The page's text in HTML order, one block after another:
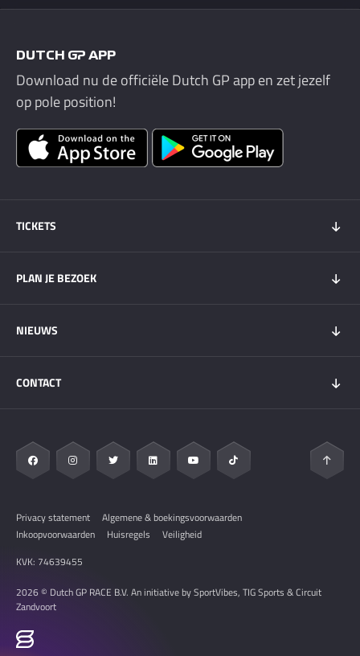
DUTCH GP APP
Download nu de officiële Dutch GP app en zet jezelf
op pole position!
TICKETS
Tickets Super Friday
Wachtlijst weekendtickets
My DGP
PLAN JE BEZOEK
Bezoekersinfo
Plattegrond
NIEUWS
Circuit Zandvoort
CONTACT
Veelgestelde vragen
Pers & Media
Privacy statement
Algemene & boekingsvoorwaarden
Inkoopvoorwaarden
Huisregels
Veiligheid
KVK: 74639455
2026 © Dutch GP RACE B.V. An initiative by SportVibes, TIG Sports & Circuit
Zandvoort